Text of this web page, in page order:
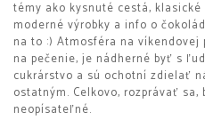
témy ako kysnuté cestá, klasické
moderné výrobky a info o
na to :) Atmosféra na
na pečenie, je nádherné byť s
cukrárstvo a sú ochotní zdielať
ostatným. Celkovo, rozprávať
neopísateľné.